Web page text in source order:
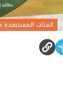
الفئات